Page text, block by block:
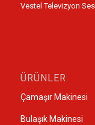
Vestel Televizyon
ÜRÜNLER
Çamaşır Makinesi
Bulaşık Makinesi